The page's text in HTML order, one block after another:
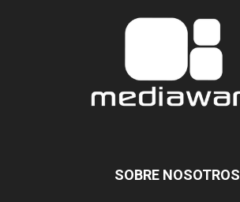
SOBRE NOSOTROS